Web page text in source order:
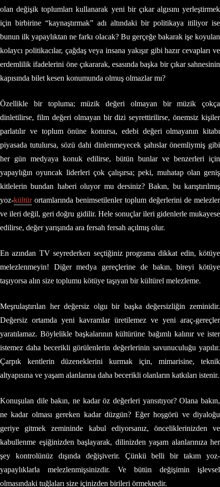
olan değişik toplumları kullanarak yeni bir çıkar algısını yerleştirmek
için birbirine “kaynaştırmak” adı altındaki bir politikaya itiliyor ise
bunun ilk yapaylıktan ne farkı olacak? Bu gerçeğe bakarak işe koyulan
kolaycı politikacılar, çağdaş veya insana yakışır gibi hazır cevapları ve
erdemlilik ifadelerini öne çıkararak, esasında başka bir çıkar sahnesinin
kapısında bilet kesen konumunda olmuş olmazlar mı?
Özellikle bir topluma; müzik değeri olmayan bir müzik çokça
dinletilirse, film değeri olmayan bir dizi seyrettirilirse, önemsiz kişiler
parlatılır ve toplum önüne konursa, edebi değeri olmayanın kitabı
piyasada tutulursa, sözü dahi dinlenmeyecek şahıslar önemliymiş gibi
her gün medyaya konuk edilirse, bütün bunlar ve benzerleri için
yapaylığın oyuncak liderleri çok çalışırsa; peki, muhatap olan geniş
kitlelerin bundan haberi oluyor mu dersiniz? Bakın, bu karıştırılmış
yoz-kültürortamlarında benimsetilenler toplum değerlerini de melezler
ve ileri değil, geri doğru gidilir. Hele sonuçlar ileri gidenlerle mukayese
edilirse, değer yarışında ara fersah fersah açılmış olur.
En azından TV seyrederken seçtiğiniz programa dikkat edin, kötüye
melezlenmeyin! Diğer medya gereçlerine de bakın, bireyi kötüye
taşıyorsa alın size toplumu kötüye taşıyan bir kültürel melezleme.
Meşrulaştırılan her değersiz olgu bir başka değersizliğin zeminidir.
Değersiz ortamda yeni kavramlar üretilemez ve yeni araç-gereçler
yaratılamaz. Böylelikle başkalarının kültürüne bağımlı kalınır ve ister
istemez daha becerikli görülenlerin değerlerinin savunuculuğu yapılır.
Çarpık kentlerin düzeneklerini kurmak için, mimarisine, teknik
altyapısına ve yaşam alanlarına daha becerikli olanların katkıları istenir.
Konuşulan dile bakın, ne kadar öz değerleri yansıtıyor? Olana bakın,
ne kadar olması gereken kadar düzgün? Eğer hoşgörü ve diyaloğu
geriye gitmek zemininde kabul ediyorsanız, önceliklerinizden ve
kabullenme eşiğinizden başlayarak, dilinizden yaşam alanlarınıza her
şey kontrolünüz dışında değişiverir. Çünkü belli bir takım yoz-
yapaylıklarla melezlenmişsinizdir. Ve bütün değişimin işlevsel
olmasındaki tuğlaları size içinizden birileri örmektedir.